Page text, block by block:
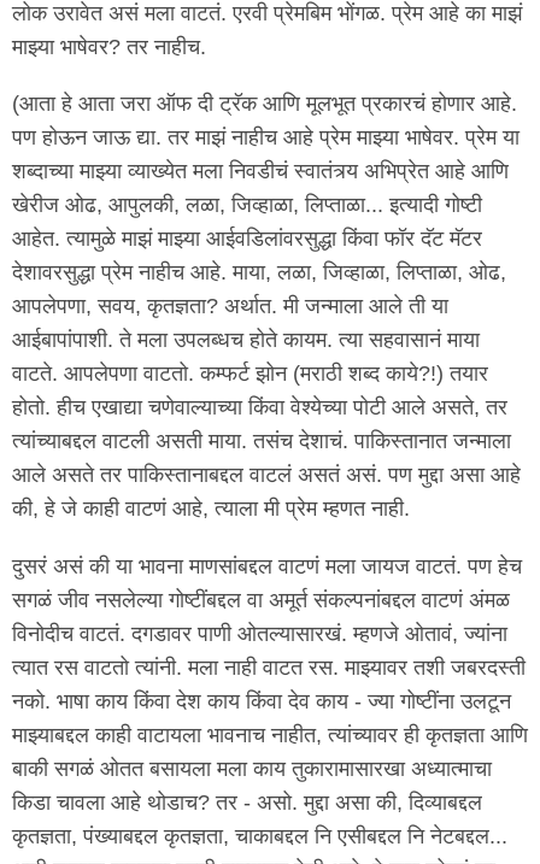
लोक उरावेत असं मला वाटतं. एरवी प्रेमबिम भोंगळ. प्रेम आहे का माझं
माझ्या भाषेवर? तर नाहीच.
(आता हे आता जरा ऑफ दी ट्रॅक आणि मूलभूत प्रकारचं होणार आहे.
पण होऊन जाऊ द्या. तर माझं नाहीच आहे प्रेम माझ्या भाषेवर. प्रेम या
शब्दाच्या माझ्या व्याख्येत मला निवडीचं स्वातंत्र्य अभिप्रेत आहे आणि
खेरीज ओढ, आपुलकी, लळा, जिव्हाळा, लिप्ताळा... इत्यादी गोष्टी
आहेत. त्यामुळे माझं माझ्या आईवडिलांवरसुद्धा किंवा फॉर दॅट मॅटर
देशावरसुद्धा प्रेम नाहीच आहे. माया, लळा, जिव्हाळा, लिप्ताळा, ओढ,
आपलेपणा, सवय, कृतज्ञता? अर्थात. मी जन्माला आले ती या
आईबापांपाशी. ते मला उपलब्धच होते कायम. त्या सहवासानं माया
वाटते. आपलेपणा वाटतो. कम्फर्ट झोन (मराठी शब्द काये?!) तयार
होतो. हीच एखाद्या चणेवाल्याच्या किंवा वेश्येच्या पोटी आले असते, तर
त्यांच्याबद्दल वाटली असती माया. तसंच देशाचं. पाकिस्तानात जन्माला
आले असते तर पाकिस्तानाबद्दल वाटलं असतं असं. पण मुद्दा असा आहे
की, हे जे काही वाटणं आहे, त्याला मी प्रेम म्हणत नाही.
दुसरं असं की या भावना माणसांबद्दल वाटणं मला जायज वाटतं. पण हेच
सगळं जीव नसलेल्या गोष्टींबद्दल वा अमूर्त संकल्पनांबद्दल वाटणं अंमळ
विनोदीच वाटतं. दगडावर पाणी ओतल्यासारखं. म्हणजे ओतावं, ज्यांना
त्यात रस वाटतो त्यांनी. मला नाही वाटत रस. माझ्यावर तशी जबरदस्ती
नको. भाषा काय किंवा देश काय किंवा देव काय - ज्या गोष्टींना उलटून
माझ्याबद्दल काही वाटायला भावनाच नाहीत, त्यांच्यावर ही कृतज्ञता आणि
बाकी सगळं ओतत बसायला मला काय तुकारामासारखा अध्यात्माचा
किडा चावला आहे थोडाच? तर - असो. मुद्दा असा की, दिव्याबद्दल
कृतज्ञता, पंख्याबद्दल कृतज्ञता, चाकाबद्दल नि एसीबद्दल नि नेटबद्दल...